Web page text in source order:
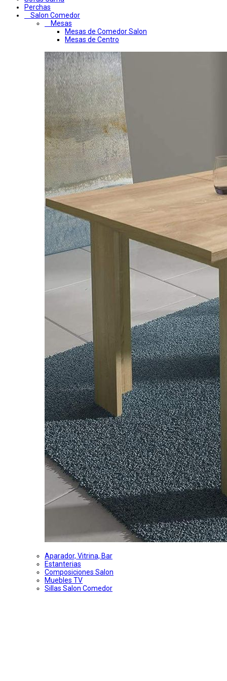
Perchas
Salon Comedor
Mesas
Mesas de Comedor Salon
Mesas de Centro
Aparador, Vitrina, Bar
Estanterias
Composiciones Salon
Muebles TV
Sillas Salon Comedor